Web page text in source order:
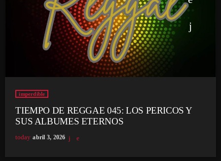
imperdible
TIEMPO DE REGGAE 045: LOS PERICOS Y
SUS ALBUMES ETERNOS
today abril 3, 2026